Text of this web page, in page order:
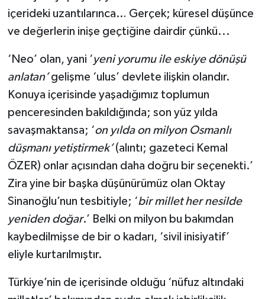
içerideki uzantılarınca… Gerçek; küresel düşünce
ve değerlerin inişe geçtiğine dairdir çünkü...
‘Neo’ olan, yani ‘yeni yorumu ile eskiye dönüşü
anlatan’gelişme ‘ulus’ devlete ilişkin olandır.
Konuya içerisinde yaşadığımız toplumun
penceresinden bakıldığında; son yüz yılda
savaşmaktansa; ‘on yılda on milyon Osmanlı
düşmanı yetiştirmek’(alıntı; gazeteci Kemal
ÖZER) onlar açısından daha doğru bir seçenekti.’
Zira yine bir başka düşünürümüz olan Oktay
Sinanoğlu’nun tesbitiyle; ‘bir millet her nesilde
yeniden doğar.’ Belki on milyon bu bakımdan
kaybedilmişse de bir o kadarı, ‘sivil inisiyatif’
eliyle kurtarılmıştır.
Türkiye’nin de içerisinde olduğu ‘nüfuz altındaki